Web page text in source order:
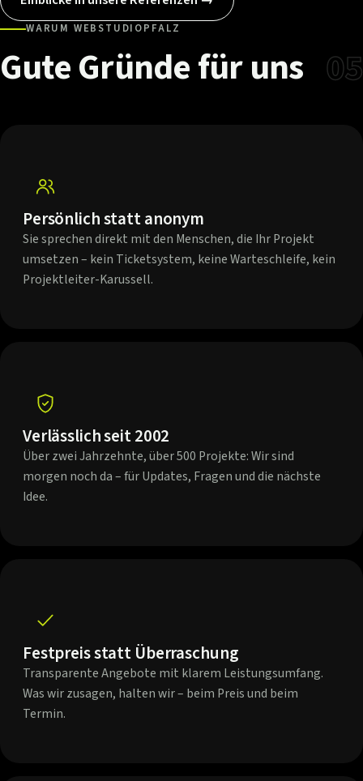
WARUM WEBSTUDIOPFALZ
GuteGründefüruns 05
Persönlich statt anonym
Sie sprechen direkt mit den Menschen, die Ihr Projekt
umsetzen – kein Ticketsystem, keine Warteschleife, kein
Projektleiter-Karussell.
Verlässlich seit 2002
Über zwei Jahrzehnte, über 500 Projekte: Wir sind
morgen noch da – für Updates, Fragen und die nächste
Idee.
Festpreis statt Überraschung
Transparente Angebote mit klarem Leistungsumfang.
Was wir zusagen, halten wir – beim Preis und beim
Termin.